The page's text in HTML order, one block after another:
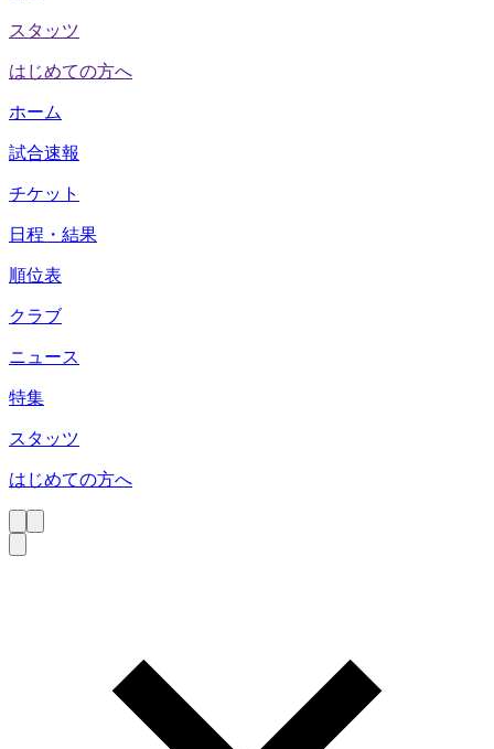
スタッツ
はじめての方へ
ホーム
試合速報
チケット
日程・結果
順位表
クラブ
ニュース
特集
スタッツ
はじめての方へ